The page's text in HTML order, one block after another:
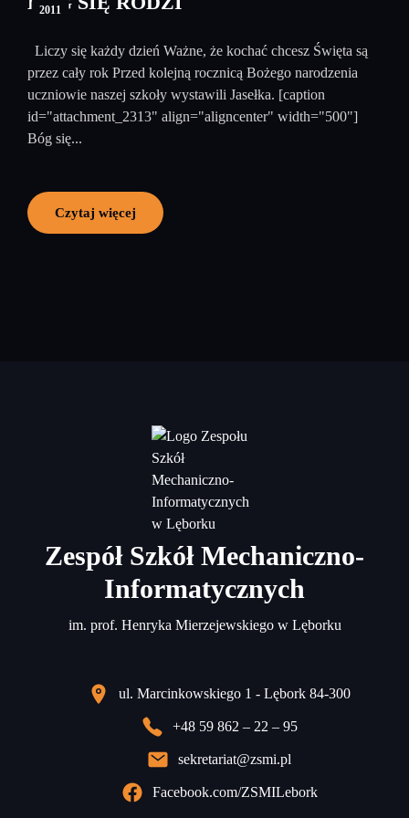
2011
Liczy się każdy dzień Ważne, że kochać chcesz Święta są
przez cały rok Przed kolejną rocznicą Bożego narodzenia
uczniowie naszej szkoły wystawili Jasełka. [caption
id="attachment_2313" align="aligncenter" width="500"]
Bóg się...
Czytaj więcej
Zespół Szkół Mechaniczno-
Informatycznych
im. prof. Henryka Mierzejewskiego w Lęborku
ul. Marcinkowskiego 1 - Lębork 84-300
+48 59 862 – 22 – 95
sekretariat@zsmi.pl
Facebook.com/ZSMILebork